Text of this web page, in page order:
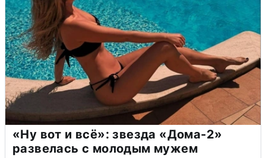
«Ну вот и всё»: звезда «Дома-2»
развелась с молодым мужем